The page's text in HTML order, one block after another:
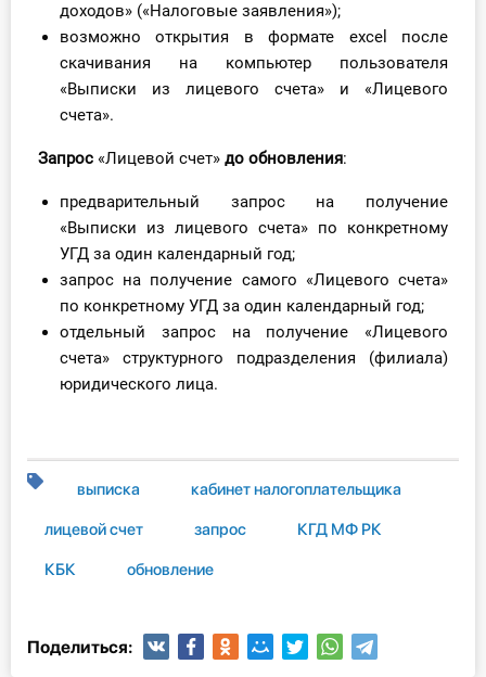
доходов» («Налоговые заявления»);
возможно открытия в формате еxcel после
скачивания на компьютер пользователя
«Выписки из лицевого счета» и «Лицевого
счета».
Запрос «Лицевой счет» до обновления:
предварительный запрос на получение
«Выписки из лицевого счета» по конкретному
УГД за один календарный год;
запрос на получение самого «Лицевого счета»
по конкретному УГД за один календарный год;
отдельный запрос на получение «Лицевого
счета» структурного подразделения (филиала)
юридического лица.
выписка кабинет налогоплательщика
лицевой счет запрос КГД МФ РК
КБК обновление
Поделиться: